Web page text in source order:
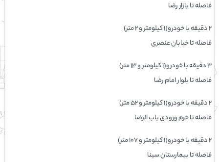
فاصله تا بازار رضا
۲ دقیقه با خودرو(۱ کیلومتر و ۲ متر)
فاصله تا خیابان عنصری
۳ دقیقه با خودرو(۱ کیلومتر و ۱۳ متر)
فاصله تا بلوار امام رضا
۲ دقیقه با خودرو(۱ کیلومتر و ۵۲ متر)
فاصله تا حرم ورودی باب الرضا
۲ دقیقه با خودرو(۱ کیلومتر و ۱۰۷ متر)
فاصله تا بيمارستان سينا